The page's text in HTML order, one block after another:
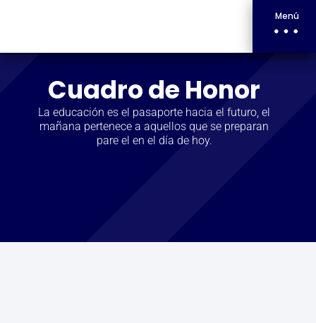
Menú
Cuadro de Honor
La educación es el pasaporte hacia el futuro, el
mañana pertenece a aquellos que se preparan
pare el en el día de hoy.